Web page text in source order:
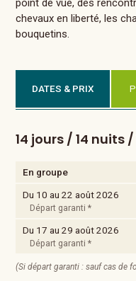
point de vue, des
chevaux en liberté, les
bouquetins.
DATES & PRIX
14 jours / 14 nuits
En groupe
Du 10 au 22 août 2026
Départ garanti *
Du 17 au 29 août 2026
Départ garanti *
(Si départ garanti : sauf cas de